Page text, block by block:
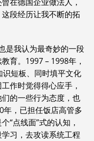
段经历让我不断的拓
是我认为最奇妙的一段
育。1997 – 1998年，
短板、同时填平文化
作时觉得得心应手，
的一些行为态度，也
，已担任饭店高管多
“点线面”式的认知，
习，去攻读系统工程